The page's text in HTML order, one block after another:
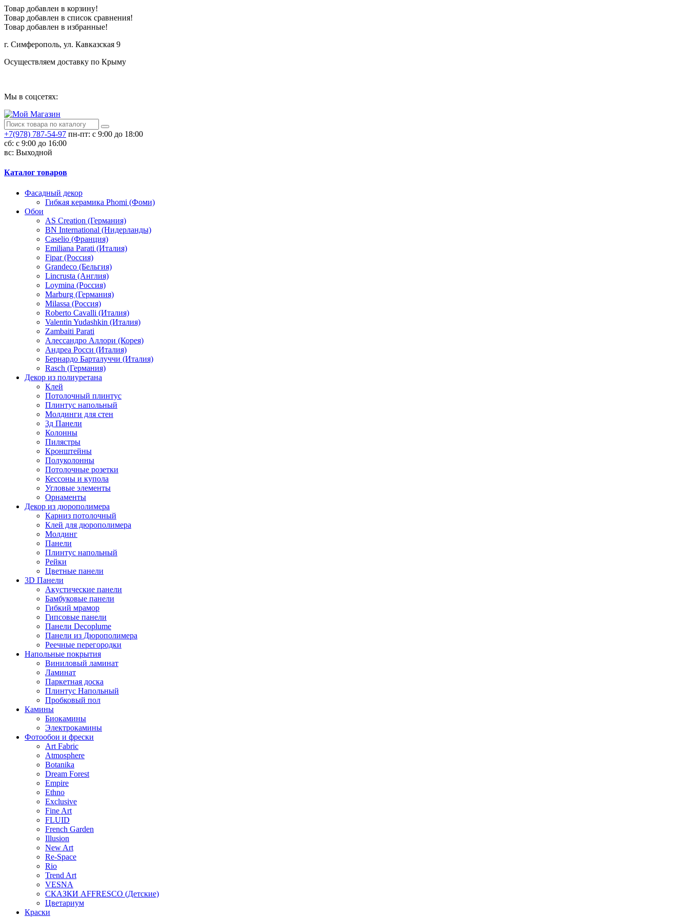
Товар добавлен в корзину!
Товар добавлен в список сравнения!
Товар добавлен в избранные!
г. Симферополь, ул. Кавказская 9
Осуществляем доставку по Крыму
Мы в соцсетях:
+7(978) 787-54-97 пн-пт: с 9:00 до 18:00
сб: c 9:00 до 16:00
вс: Выходной
Каталог товаров
Фасадный декор
Гибкая керамика Phomi (Фоми)
Обои
AS Creation (Германия)
BN International (Нидерланды)
Caselio (Франция)
Emiliana Parati (Италия)
Fipar (Россия)
Grandeco (Бельгия)
Lincrusta (Англия)
Loymina (Россия)
Marburg (Германия)
Milassa (Россия)
Roberto Cavalli (Италия)
Valentin Yudashkin (Италия)
Zambaiti Parati
Алессандро Аллори (Корея)
Андреа Росси (Италия)
Бернардо Барталуччи (Италия)
Rasch (Германия)
Декор из полиуретана
Клей
Потолочный плинтус
Плинтус напольный
Молдинги для стен
3д Панели
Колонны
Пилястры
Кронштейны
Полуколонны
Потолочные розетки
Кессоны и купола
Угловые элементы
Орнаменты
Декор из дюрополимера
Карниз потолочный
Клей для дюрополимера
Молдинг
Панели
Плинтус напольный
Рейки
Цветные панели
3D Панели
Акустические панели
Бамбуковые панели
Гибкий мрамор
Гипсовые панели
Панели Decoplume
Панели из Дюрополимера
Реечные перегородки
Напольные покрытия
Виниловый ламинат
Ламинат
Паркетная доска
Плинтус Напольный
Пробковый пол
Камины
Биокамины
Электрокамины
Фотообои и фрески
Art Fabric
Atmosphere
Botanika
Dream Forest
Empire
Ethno
Exclusive
Fine Art
FLUID
French Garden
Illusion
New Art
Re-Space
Rio
Trend Art
VESNA
СКАЗКИ AFFRESCO (Детские)
Цветариум
Краски